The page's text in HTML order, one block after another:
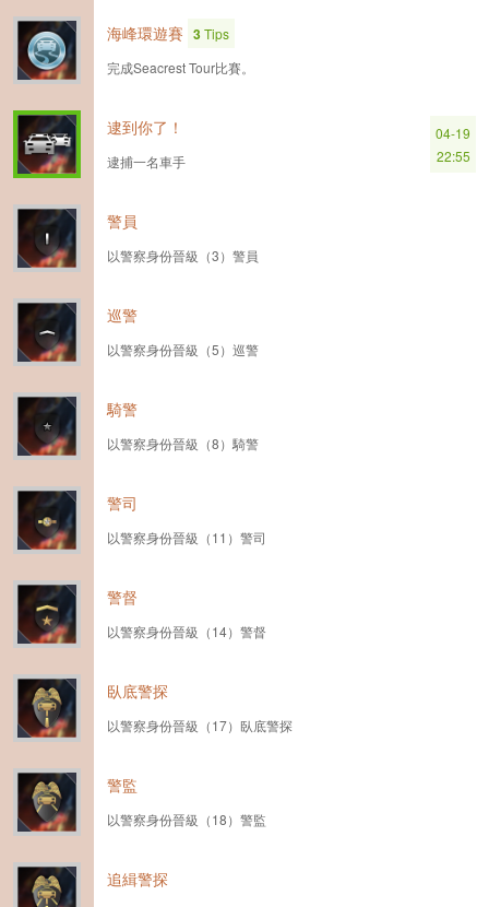
海峰環遊賽 3Tips
完成Seacrest Tour比賽。
逮到你了！
逮捕一名車手
04-19
22:55
警員
以警察身份晉級（3）警員
巡警
以警察身份晉級（5）巡警
騎警
以警察身份晉級（8）騎警
警司
以警察身份晉級（11）警司
警督
以警察身份晉級（14）警督
臥底警探
以警察身份晉級（17）臥底警探
警監
以警察身份晉級（18）警監
追緝警探